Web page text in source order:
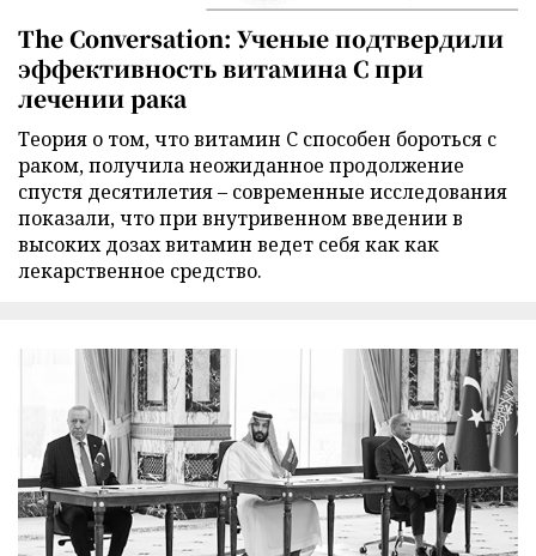
The Conversation: Ученые подтвердили
эффективность витамина C при
лечении рака
Теория о том, что витамин C способен бороться с
раком, получила неожиданное продолжение
спустя десятилетия – современные исследования
показали, что при внутривенном введении в
высоких дозах витамин ведет себя как как
лекарственное средство.